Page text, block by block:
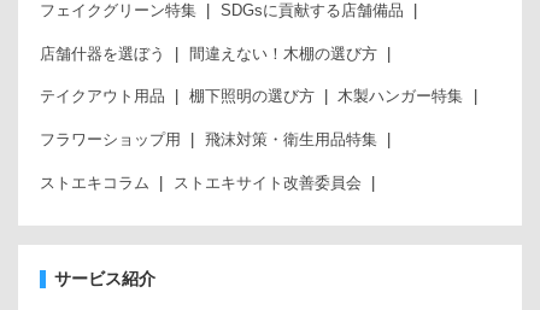
フェイクグリーン特集 SDGsに貢献する店舗備品
店舗什器を選ぼう 間違えない！木棚の選び方
テイクアウト用品 棚下照明の選び方 木製ハンガー特集
フラワーショップ用 飛沫対策・衛生用品特集
ストエキコラム ストエキサイト改善委員会
サービス紹介